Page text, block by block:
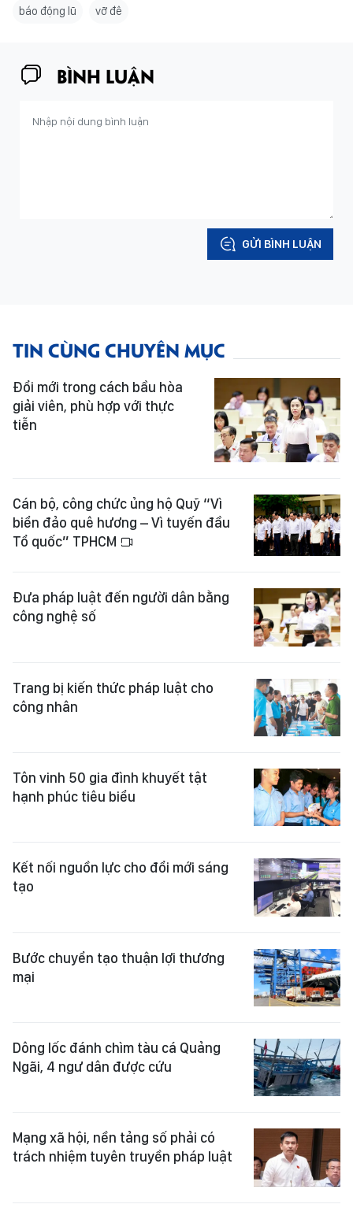
báo động lũ vỡ đê
BÌNH LUẬN
GỬI BÌNH LUẬN
TIN CÙNG CHUYÊN MỤC
Đổi mới trong cách bầu hòa
giải viên, phù hợp với thực
tiễn
Cán bộ, công chức ủng hộ Quỹ “Vì
biển đảo quê hương – Vì tuyến đầu
Tổ quốc” TPHCM
Đưa pháp luật đến người dân bằng
công nghệ số
Trang bị kiến thức pháp luật cho
công nhân
Tôn vinh 50 gia đình khuyết tật
hạnh phúc tiêu biểu
Kết nối nguồn lực cho đổi mới sáng
tạo
Bước chuyển tạo thuận lợi thương
mại
Dông lốc đánh chìm tàu cá Quảng
Ngãi, 4 ngư dân được cứu
Mạng xã hội, nền tảng số phải có
trách nhiệm tuyên truyền pháp luật